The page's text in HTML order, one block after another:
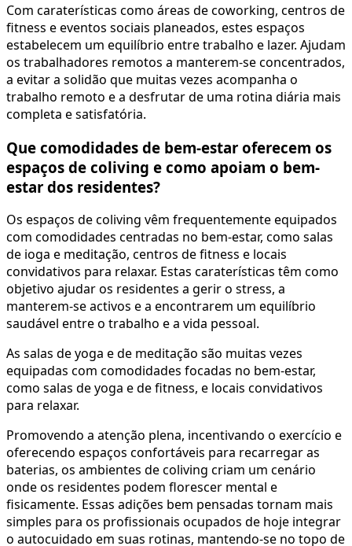
Com caraterísticas como áreas de coworking, centros de
fitness e eventos sociais planeados, estes espaços
estabelecem um equilíbrio entre trabalho e lazer. Ajudam
os trabalhadores remotos a manterem-se concentrados,
a evitar a solidão que muitas vezes acompanha o
trabalho remoto e a desfrutar de uma rotina diária mais
completa e satisfatória.
Que comodidades de bem-estar oferecem os
espaços de coliving e como apoiam o bem-
estar dos residentes?
Os espaços de coliving vêm frequentemente equipados
com comodidades centradas no bem-estar, como salas
de ioga e meditação, centros de fitness e locais
convidativos para relaxar. Estas caraterísticas têm como
objetivo ajudar os residentes a gerir o stress, a
manterem-se activos e a encontrarem um equilíbrio
saudável entre o trabalho e a vida pessoal.
As salas de yoga e de meditação são muitas vezes
equipadas com comodidades focadas no bem-estar,
como salas de yoga e de fitness, e locais convidativos
para relaxar.
Promovendo a atenção plena, incentivando o exercício e
oferecendo espaços confortáveis para recarregar as
baterias, os ambientes de coliving criam um cenário
onde os residentes podem florescer mental e
fisicamente. Essas adições bem pensadas tornam mais
simples para os profissionais ocupados de hoje integrar
o autocuidado em suas rotinas, mantendo-se no topo de